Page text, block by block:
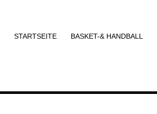
STARTSEITE BASKET-& HANDBALL